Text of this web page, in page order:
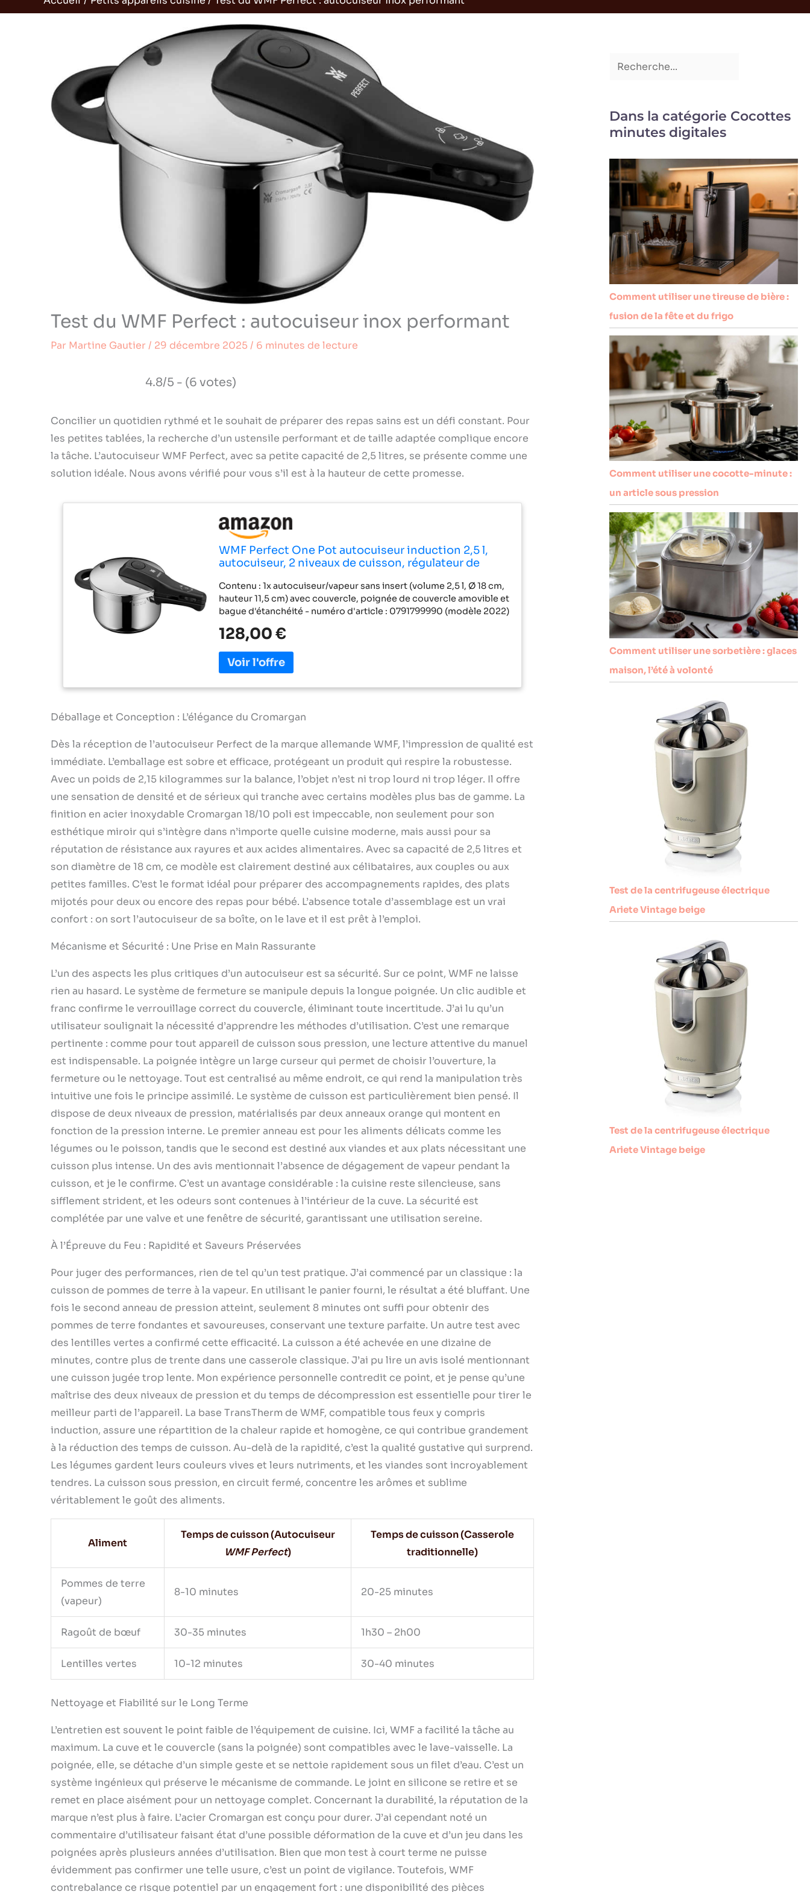
Test du WMF Perfect : autocuiseur inox performant
Par Martine Gautier / 29 décembre 2025/ 6 minutes de lecture
4.8/5 - (6 votes)
Concilier un quotidien rythmé et le souhait de préparer des repas sains est un défi constant. Pour
les petites tablées, la recherche d’un ustensile performant et de taille adaptée complique encore
la tâche. L’autocuiseur WMF Perfect, avec sa petite capacité de 2,5 litres, se présente comme une
solution idéale. Nous avons vérifié pour vous s’il est à la hauteur de cette promesse.
WMF Perfect One Pot autocuiseur induction 2,5 l,
autocuiseur, 2 niveaux de cuisson, régulateur de
types de feux, acier inoxydable Cromargan poli
Contenu : 1x autocuiseur/vapeur sans insert (volume 2,5 l, Ø 18 cm,
hauteur 11,5 cm) avec couvercle, poignée de couvercle amovible et
bague d'étanchéité - numéro d'article : 0791799990 (modèle 2022)
une hygiène exceptionnelles, passe au lave-vaisselle. Plastique. La
bague d'étanchéité et la poignée du couvercle amovible ne vont
PAS au lave-vaisselle Le pot à pression convient à tous les types de
feux, y compris l'induction. La base TransTherm permet
d'économiser de l'énergie pendant la cuisson grâce à son
mesure facile Utilisation simple grâce au signal de cuisson extra-
large, au contrôle de la cuisson en 2 étapes (réglage doux 110°C
pour les légumes, le poisson ; réglage intensif 119°C pour la viande,
les pommes de terre, les ragoûts) et à la sortie de vapeur douce
intégrée Extra sûr : système de sécurité en 5 étapes, testé par le
TÜV avec évaporation automatique. Le petit picot est un indicateur
uniquement lorsqu'il a complètement disparu
128,00 €
Déballage et Conception : L’élégance du Cromargan
Dès la réception de l’autocuiseur Perfect de la marque allemande WMF, l’impression de qualité est
immédiate. L’emballage est sobre et efficace, protégeant un produit qui respire la robustesse.
Avec un poids de 2,15 kilogrammes sur la balance, l’objet n’est ni trop lourd ni trop léger. Il offre
une sensation de densité et de sérieux qui tranche avec certains modèles plus bas de gamme. La
finition en acier inoxydable Cromargan 18/10 poli est impeccable, non seulement pour son
esthétique miroir qui s’intègre dans n’importe quelle cuisine moderne, mais aussi pour sa
réputation de résistance aux rayures et aux acides alimentaires. Avec sa capacité de 2,5 litres et
son diamètre de 18 cm, ce modèle est clairement destiné aux célibataires, aux couples ou aux
petites familles. C’est le format idéal pour préparer des accompagnements rapides, des plats
mijotés pour deux ou encore des repas pour bébé. L’absence totale d’assemblage est un vrai
confort : on sort l’autocuiseur de sa boîte, on le lave et il est prêt à l’emploi.
Mécanisme et Sécurité : Une Prise en Main Rassurante
L’un des aspects les plus critiques d’un autocuiseur est sa sécurité. Sur ce point, WMF ne laisse
rien au hasard. Le système de fermeture se manipule depuis la longue poignée. Un clic audible et
franc confirme le verrouillage correct du couvercle, éliminant toute incertitude. J’ai lu qu’un
utilisateur soulignait la nécessité d’apprendre les méthodes d’utilisation. C’est une remarque
pertinente : comme pour tout appareil de cuisson sous pression, une lecture attentive du manuel
est indispensable. La poignée intègre un large curseur qui permet de choisir l’ouverture, la
fermeture ou le nettoyage. Tout est centralisé au même endroit, ce qui rend la manipulation très
intuitive une fois le principe assimilé. Le système de cuisson est particulièrement bien pensé. Il
dispose de deux niveaux de pression, matérialisés par deux anneaux orange qui montent en
fonction de la pression interne. Le premier anneau est pour les aliments délicats comme les
légumes ou le poisson, tandis que le second est destiné aux viandes et aux plats nécessitant une
cuisson plus intense. Un des avis mentionnait l’absence de dégagement de vapeur pendant la
cuisson, et je le confirme. C’est un avantage considérable : la cuisine reste silencieuse, sans
sifflement strident, et les odeurs sont contenues à l’intérieur de la cuve. La sécurité est
complétée par une valve et une fenêtre de sécurité, garantissant une utilisation sereine.
À l’Épreuve du Feu : Rapidité et Saveurs Préservées
Pour juger des performances, rien de tel qu’un test pratique. J’ai commencé par un classique : la
cuisson de pommes de terre à la vapeur. En utilisant le panier fourni, le résultat a été bluffant. Une
fois le second anneau de pression atteint, seulement 8 minutes ont suffi pour obtenir des
pommes de terre fondantes et savoureuses, conservant une texture parfaite. Un autre test avec
des lentilles vertes a confirmé cette efficacité. La cuisson a été achevée en une dizaine de
minutes, contre plus de trente dans une casserole classique. J’ai pu lire un avis isolé mentionnant
une cuisson jugée trop lente. Mon expérience personnelle contredit ce point, et je pense qu’une
maîtrise des deux niveaux de pression et du temps de décompression est essentielle pour tirer le
meilleur parti de l’appareil. La base TransTherm de WMF, compatible tous feux y compris
induction, assure une répartition de la chaleur rapide et homogène, ce qui contribue grandement
à la réduction des temps de cuisson. Au-delà de la rapidité, c’est la qualité gustative qui surprend.
Les légumes gardent leurs couleurs vives et leurs nutriments, et les viandes sont incroyablement
tendres. La cuisson sous pression, en circuit fermé, concentre les arômes et sublime
véritablement le goût des aliments.
Aliment
Temps de cuisson (Autocuiseur
WMF Perfect)
Temps de cuisson (Casserole
traditionnelle)
Pommes de terre
(vapeur)
8-10 minutes 20-25 minutes
Ragoût de bœuf 30-35 minutes 1h30 – 2h00
Lentilles vertes 10-12 minutes 30-40 minutes
Nettoyage et Fiabilité sur le Long Terme
L’entretien est souvent le point faible de l’équipement de cuisine. Ici, WMF a facilité la tâche au
maximum. La cuve et le couvercle (sans la poignée) sont compatibles avec le lave-vaisselle. La
poignée, elle, se détache d’un simple geste et se nettoie rapidement sous un filet d’eau. C’est un
système ingénieux qui préserve le mécanisme de commande. Le joint en silicone se retire et se
remet en place aisément pour un nettoyage complet. Concernant la durabilité, la réputation de la
marque n’est plus à faire. L’acier Cromargan est conçu pour durer. J’ai cependant noté un
commentaire d’utilisateur faisant état d’une possible déformation de la cuve et d’un jeu dans les
poignées après plusieurs années d’utilisation. Bien que mon test à court terme ne puisse
évidemment pas confirmer une telle usure, c’est un point de vigilance. Toutefois, WMF
contrebalance ce risque potentiel par un engagement fort : une disponibilité des pièces
Dans la catégorie Cocottes
minutes digitales
Comment utiliser une tireuse de bière :
fusion de la fête et du frigo
Comment utiliser une cocotte-minute :
un article sous pression
Comment utiliser une sorbetière : glaces
maison, l’été à volonté
Test de la centrifugeuse électrique
Ariete Vintage beige
Test de la centrifugeuse électrique
Ariete Vintage beige